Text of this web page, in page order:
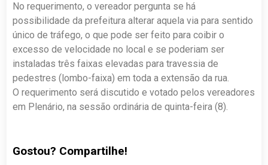
No requerimento, o vereador pergunta se há
possibilidade da prefeitura alterar aquela via para sentido
único de tráfego, o que pode ser feito para coibir o
excesso de velocidade no local e se poderiam ser
instaladas três faixas elevadas para travessia de
pedestres (lombo-faixa) em toda a extensão da rua.
O requerimento será discutido e votado pelos vereadores
em Plenário, na sessão ordinária de quinta-feira (8).
Gostou? Compartilhe!